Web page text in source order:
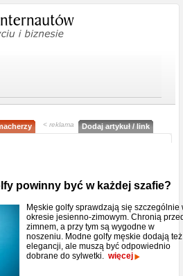
< reklama Dodaj artykuł / link
powinny być w każdej szafie?
Męskie golfy sprawdzają się szczególnie
okresie jesienno-zimowym. Chronią
zimnem, a przy tym są wygodne w
noszeniu. Modne golfy męskie dodają też
elegancji, ale muszą być odpowiednio
dobrane do sylwetki. więcej